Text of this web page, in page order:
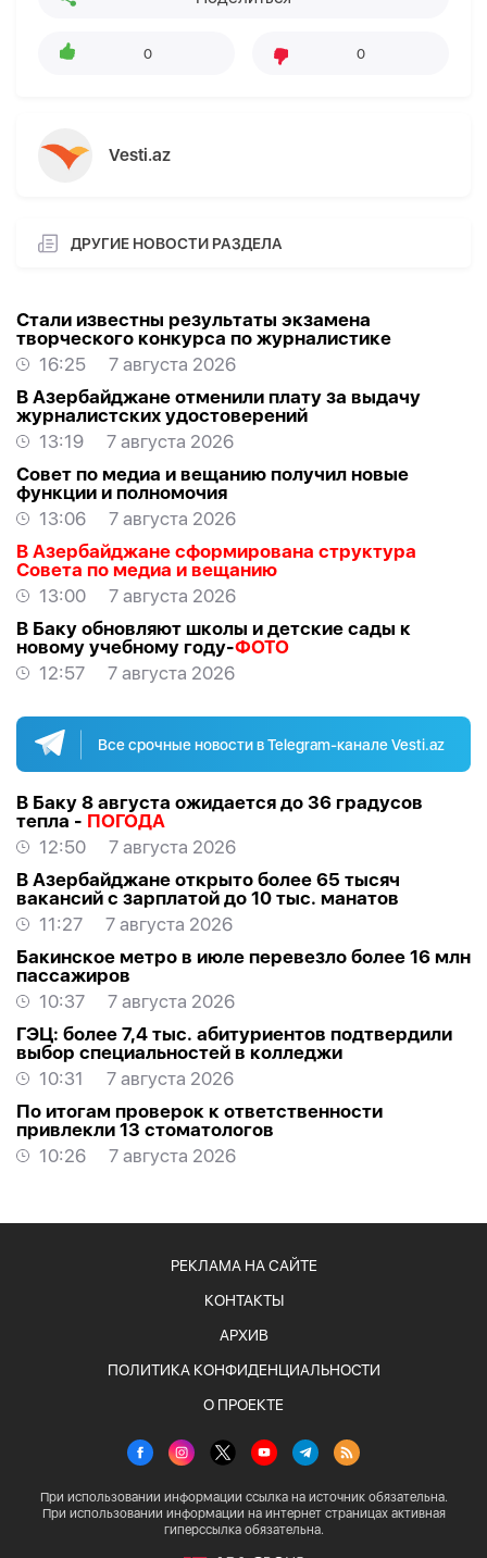
0 0
Vesti.az
ДРУГИЕ НОВОСТИ РАЗДЕЛА
Стали известны результаты экзамена
творческого конкурса по журналистике
16:25
7 августа 2026
В Азербайджане отменили плату за выдачу
журналистских удостоверений
13:19
7 августа 2026
Совет по медиа и вещанию получил новые
функции и полномочия
13:06
7 августа 2026
В Азербайджане сформирована структура
Совета по медиа и вещанию
13:00
7 августа 2026
В Баку обновляют школы и детские сады к
новому учебному году-ФОТО
12:57
7 августа 2026
Все срочные новости в Telegram-канале Vesti.az
В Баку 8 августа ожидается до 36 градусов
тепла - ПОГОДА
12:50
7 августа 2026
В Азербайджане открыто более 65 тысяч
вакансий с зарплатой до 10 тыс. манатов
11:27
7 августа 2026
Бакинское метро в июле перевезло более 16 млн
пассажиров
10:37
7 августа 2026
ГЭЦ: более 7,4 тыс. абитуриентов подтвердили
выбор специальностей в колледжи
10:31
7 августа 2026
По итогам проверок к ответственности
привлекли 13 стоматологов
10:26
7 августа 2026
РЕКЛАМА НА САЙТЕ
КОНТАКТЫ
АРХИВ
ПОЛИТИКА КОНФИДЕНЦИАЛЬНОСТИ
О ПРОЕКТЕ
При использовании информации ссылка на источник обязательна.
При использовании информации на интернет страницах активная
гиперссылка обязательна.